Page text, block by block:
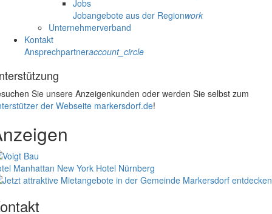
Jobs
Jobangebote aus der Regionwork
Unternehmerverband
Kontakt
Ansprechpartneraccount_circle
Sie unsere Anzeigenkunden oder werden Sie selbst zum
der Webseite markersdorf.de!
Manhattan New York Hotel Nürnberg